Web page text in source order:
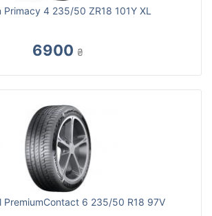
Primacy 4 235/50 ZR18 101Y XL
6900 ₴
PremiumContact 6 235/50 R18 97V